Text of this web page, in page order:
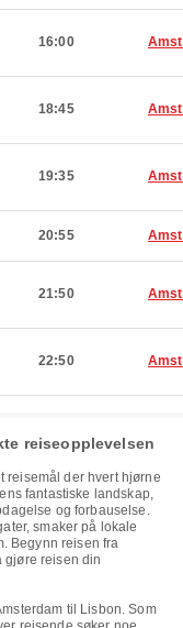
16:00
18:45
19:35
20:55
21:50
22:50
reiseopplevelsen
reisemål der hvert hjørne
fantastiske landskap,
og forbauselse.
smaker på lokale
Begynn reisen fra
gjøre reisen din
til Lisbon. Som